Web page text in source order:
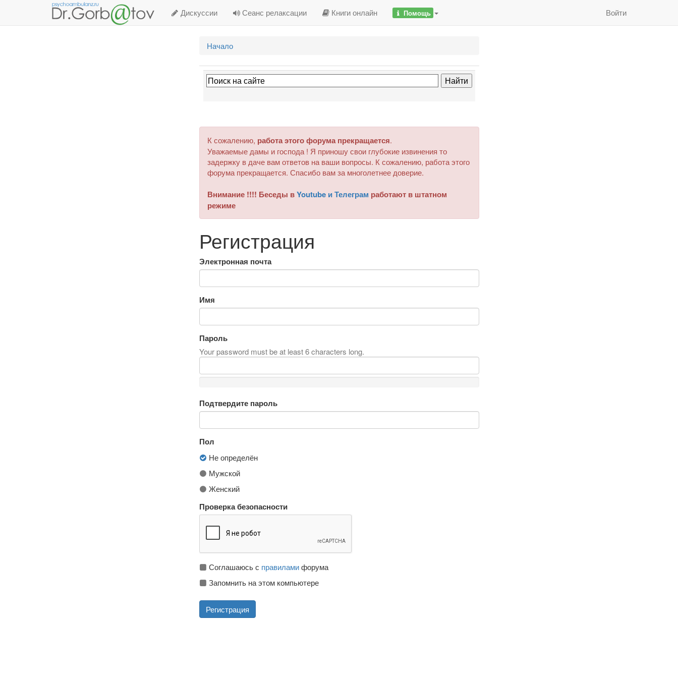
Дискуссии Сеанс релаксации Книги онлайн Помощь Войти
Начало
К сожалению, работа этого форума прекращается.
Уважаемые дамы и господа ! Я приношу свои глубокие извинения то
задержку в даче вам ответов на ваши вопросы. К сожалению, работа этого
форума прекращается. Спасибо вам за многолетнее доверие.
Внимание !!!! Беседы вYoutube и Телеграм работают в штатном
режиме
Регистрация
Электронная почта
Имя
Пароль
Your password must be at least 6 characters long.
Подтвердите пароль
Пол
Не определён
Мужской
Женский
Проверка безопасности
Соглашаюсь с правиламифорума
Запомнить на этом компьютере